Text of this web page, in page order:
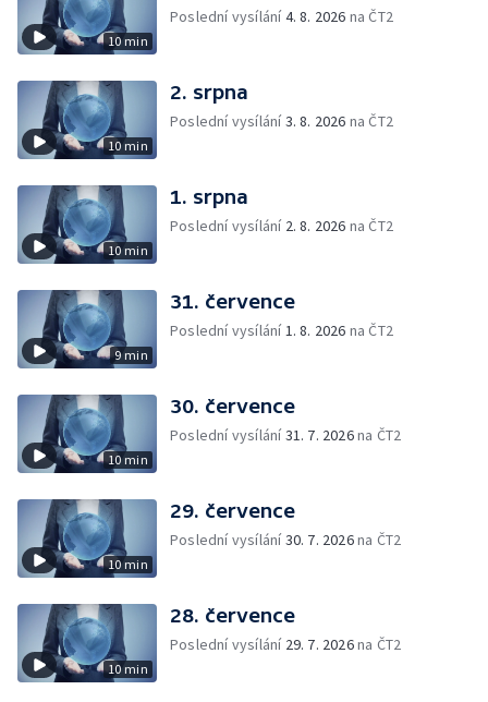
10 min
Poslední vysílání4. 8. 2026 na ČT2
10 min
2. srpna
Poslední vysílání3. 8. 2026 na ČT2
10 min
1. srpna
Poslední vysílání 2. 8. 2026 na ČT2
9 min
31. července
Poslední vysílání1. 8. 2026 na ČT2
10 min
30. července
Poslední vysílání31. 7. 2026na ČT2
10 min
29. července
Poslední vysílání30. 7. 2026na ČT2
10 min
28. července
Poslední vysílání 29. 7. 2026na ČT2